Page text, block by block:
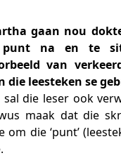
gaan nou
na en te
van
die leesteken se
sal die leser ook
maak dat die
om die ‘punt’